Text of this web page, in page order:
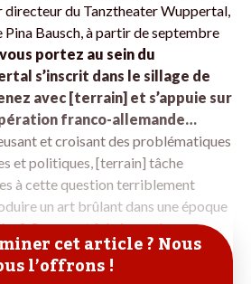
directeur du Tanztheater Wuppertal,
Pina Bausch, à partir de septembre
portez au sein du
s’inscrit dans le sillage de
avec [terrain] et s’appuie sur
franco-allemande…
et croisant des problématiques
et politiques, [terrain] tâche
à cette question terriblement
un art brûlant dans une époque
? Comment fabriquer des
cet article ? Nous
l’offrons !